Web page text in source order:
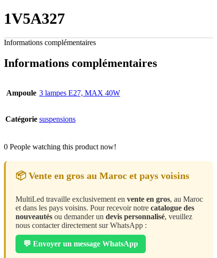
1V5A327
Informations complémentaires
Informations complémentaires
Ampoule 3 lampes E27, MAX 40W
Catégorie suspensions
0 People watching this product now!
📦 Vente en gros au Maroc et pays voisins
MultiLed travaille exclusivement en vente en gros, au Maroc
et dans les pays voisins. Pour recevoir notre catalogue des
nouveautés ou demander un devis personnalisé, veuillez
nous contacter directement sur WhatsApp :
💬 Envoyer un message WhatsApp